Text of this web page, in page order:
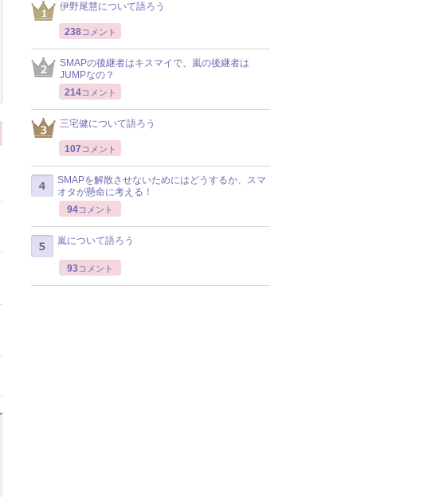
伊野尾慧について語ろう
238コメント
SMAPの後継者はキスマイで、嵐の後継者は
JUMPなの？
214コメント
三宅健について語ろう
107 コメント
SMAPを解散させないためにはどうするか、スマ
オタが懸命に考える！
94コメント
嵐について語ろう
93コメント